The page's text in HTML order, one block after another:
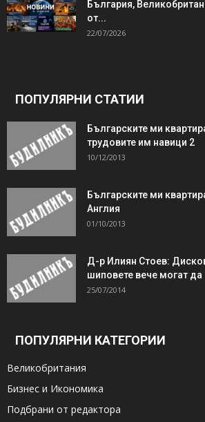
България,
от...
22/07/2026
ПОПУЛЯРНИ СТАТИИ
Българските ми
трудовите им навици 2
10/12/2013
Българските ми
Англия
01/10/2013
Д-р Илиян Стоев:
шиповете вече могат да
25/07/2014
ПОПУЛЯРНИ КАТЕГОРИИ
Великобритания
Бизнес и Икономика
Подбрани от редактора